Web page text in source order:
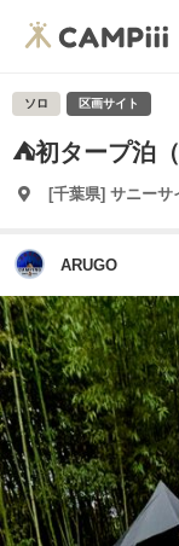
ソロ 区画サイト
⛺️初タープ泊
[千葉県] サニーサ
ARUGO